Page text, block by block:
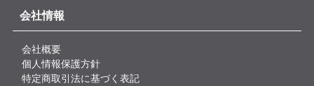
会社情報
会社概要
個人情報保護方針
特定商取引法に基づく表記